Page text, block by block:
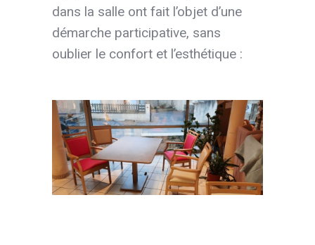
dans la salle ont fait l’objet d’une
démarche participative, sans
oublier le confort et l’esthétique :